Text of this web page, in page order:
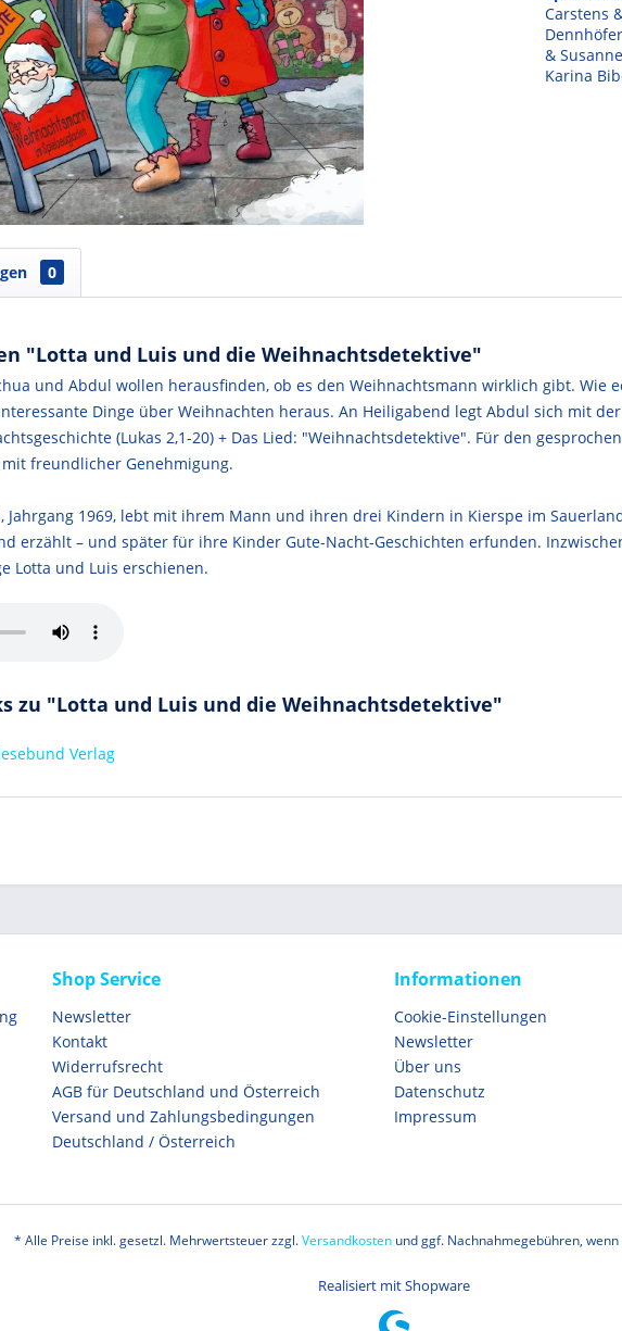
Carstens
&
Karina
0
"Lotta und Luis und die Weihnachtsdetektive"
und Abdul wollen herausfinden, ob es den Weihnachtsmann wirklich gibt. Wie
Dinge über Weihnachten heraus. An Heiligabend legt Abdul sich mit
(Lukas 2,1-20) + Das Lied: "Weihnachtsdetektive". Für den
freundlicher Genehmigung.
Jahrgang 1969, lebt mit ihrem Mann und ihren drei Kindern in Kierspe im
erzählt – und später für ihre Kinder Gute-Nacht-Geschichten erfunden.
Lotta und Luis erschienen.
zu "Lotta und Luis und die Weihnachtsdetektive"
Verlag
Shop Service
Newsletter
Kontakt
Widerrufsrecht
AGB für Deutschland und Österreich
Versand und Zahlungsbedingungen
Deutschland / Österreich
Informationen
Cookie-Einstellungen
Newsletter
Über uns
Datenschutz
Impressum
* Alle Preise inkl. gesetzl. Mehrwertsteuer zzgl.Versandkostenund ggf. Nachnahmegebühren,
Realisiert mit Shopware